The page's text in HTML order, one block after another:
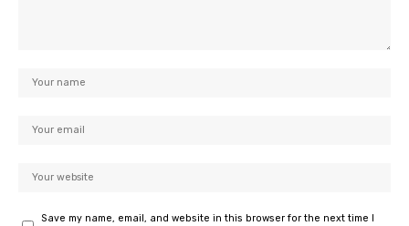
Save my name, email, and website in this browser for the next time I